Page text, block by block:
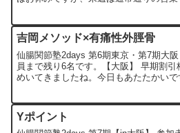
吉岡メソッド×有痛性外脛骨
仙腸関節塾2days 第6期東京・第7期大
員まで残り6名です。【大阪】 早期割
めいてきましたね。今日もあたたかい
Yポイント